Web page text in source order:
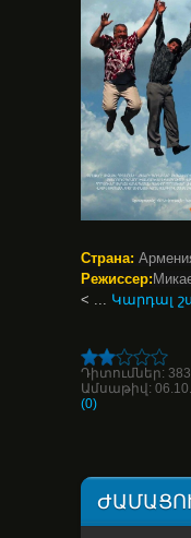
Страна:
Режиссер:
< ... Կարդալ
Դիտումներ:
Ամսաթիվ:
(0)